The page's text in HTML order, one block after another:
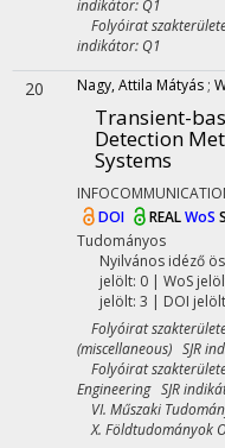
indikátor: Q1
Folyóirat
indikátor: Q1
20 Nagy, Attila Mátyás ;
Transient-
Detection
Systems
DOI
REALWoS
Tudományos
Nyilvános idéző
jelölt: 0 | WoS
jelölt: 3 | DOI
Folyóirat
(miscellaneous) SJR
Folyóirat
Engineering SJR
VI. Műszaki
X. Földtudományok